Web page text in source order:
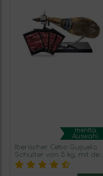
mentta
Auswahl
Iberischer Cebo Guijuelo
Schulter von 5 kg, mit dem
Messer geschnitten und
verpackt in 100 gr